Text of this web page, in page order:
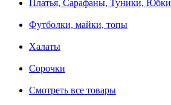
Платья, Сарафаны, Туники, Юбки
Футболки, майки, топы
Халаты
Сорочки
Смотреть все товары